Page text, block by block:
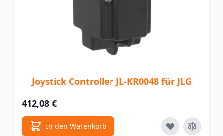
Joystick Controller JL-KR0048 für JLG
412,08 €
In den Warenkorb